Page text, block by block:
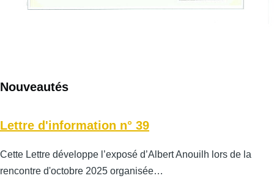
Nouveautés
Lettre d'information n° 39
Cette Lettre développe l’exposé d’Albert Anouilh lors de la
rencontre d'octobre 2025 organisée…